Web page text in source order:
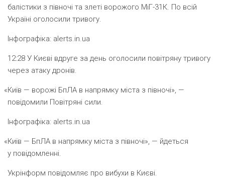
балістики з півночі та злеті ворожого МіГ-31К. По всій
Україні оголосили тривогу.
Інфографіка: alerts.in.ua
12:28 У Києві вдруге за день оголосили повітряну тривогу
через атаку дронів.
«Київ — ворожі БпЛА в напрямку міста з півночі», —
повідомили Повітряні сили.
Інфографіка: alerts.in.ua
«Київ — БпЛА в напрямку міста з півночі», — йдеться
у повідомленні.
Укрінформ повідомляє про вибухи в Києві.